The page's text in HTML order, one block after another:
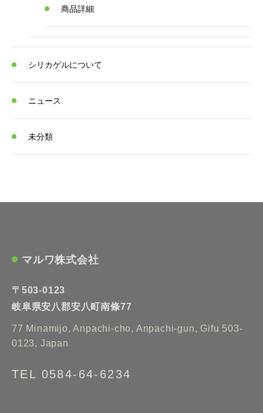
商品詳細
シリカゲルについて
ニュース
未分類
マルワ株式会社
〒503-0123
岐阜県安八郡安八町南條77
77 Minamijo, Anpachi-cho, Anpachi-gun, Gifu 503-
0123, Japan
TEL 0584-64-6234